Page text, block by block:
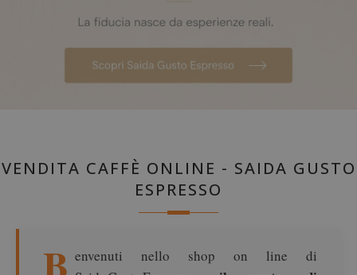
VENDITA CAFFÈ ONLINE - SAIDA GUSTO
ESPRESSO
B envenuti nello shop on line di